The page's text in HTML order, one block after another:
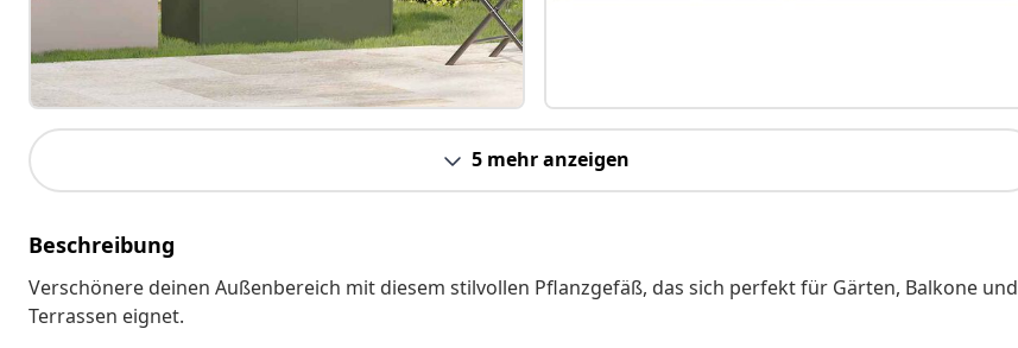
5 mehr anzeigen
Beschreibung
Verschönere deinen Außenbereich mit diesem stilvollen Pflanzgefäß, das sich perfekt für Gärten, Balkone und
Terrassen eignet.